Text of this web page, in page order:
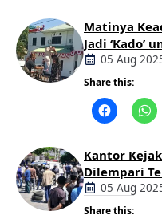
Matinya
Jadi ‘Kado’
05 Aug
Share this:
Kantor
Dilempari
Keluarga
Keadilan
05 Aug
Share this: